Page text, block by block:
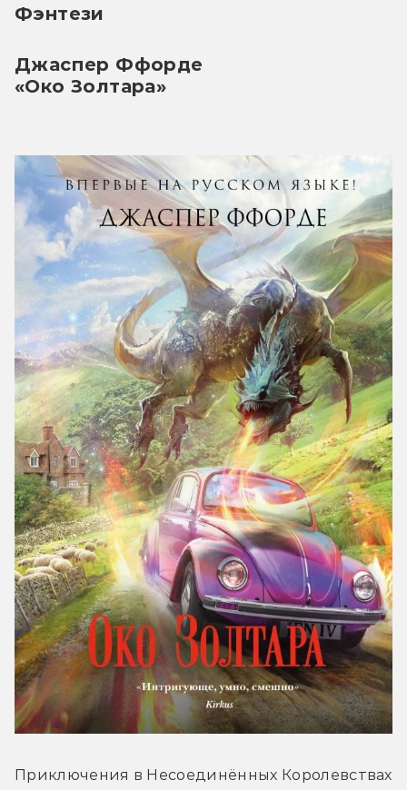
Фэнтези
Джаспер Ффорде
«Око Золтара»
Приключения в Несоединённых Королевствах